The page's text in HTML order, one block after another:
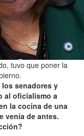
tuvo que poner la
senadores y
al oficialismo a
la cocina de una
venía de antes.